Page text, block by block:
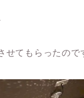
せてもらったので